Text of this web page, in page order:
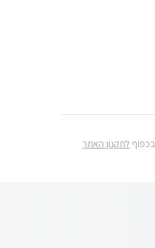
לתקנון האתר